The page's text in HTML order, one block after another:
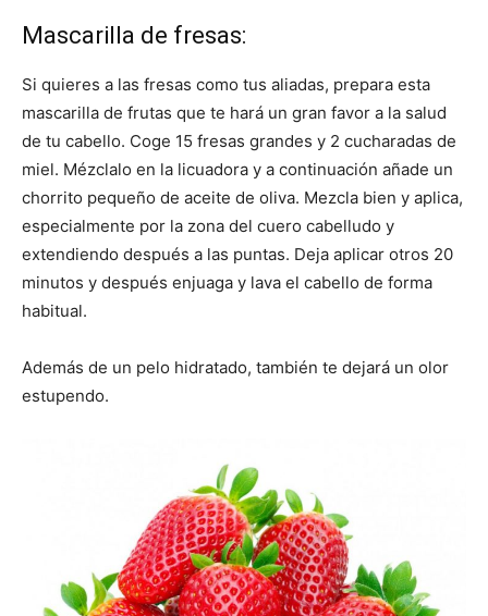
Mascarilla de fresas:
Si quieres a las fresas como tus aliadas, prepara esta
mascarilla de frutas que te hará un gran favor a la salud
de tu cabello. Coge 15 fresas grandes y 2 cucharadas de
miel. Mézclalo en la licuadora y a continuación añade un
chorrito pequeño de aceite de oliva. Mezcla bien y aplica,
especialmente por la zona del cuero cabelludo y
extendiendo después a las puntas. Deja aplicar otros 20
minutos y después enjuaga y lava el cabello de forma
habitual.
Además de un pelo hidratado, también te dejará un olor
estupendo.